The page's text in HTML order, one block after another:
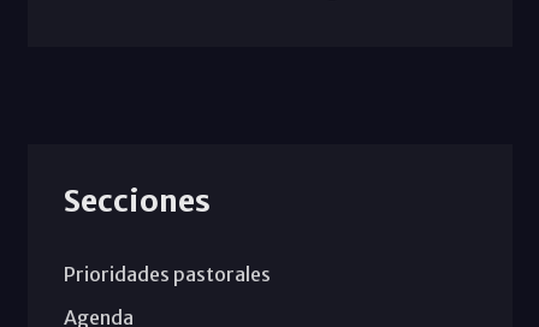
Secciones
Prioridades pastorales
Agenda